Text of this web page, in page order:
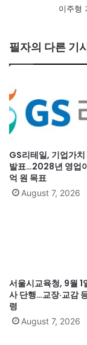
이주형
필자의 다른 기
GS리테일, 기업가
발표…2028년 영업
억 원 목표
August 7, 2026
서울시교육청, 9월 1
사 단행…교장·교감
령
August 7, 2026